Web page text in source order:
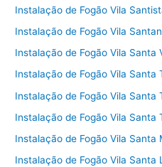
Instalação de Fogão Vila
Instalação de Fogão Vila
Instalação de Fogão Vila Santa
Instalação de Fogão Vila Santa
Instalação de Fogão Vila Santa
Instalação de Fogão Vila Santa
Instalação de Fogão Vila Santa
Instalação de Fogão Vila Santa